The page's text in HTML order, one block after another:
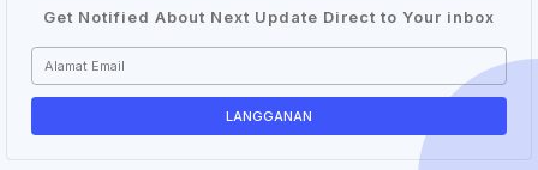
Get Notified About Next Update Direct to Your inbox